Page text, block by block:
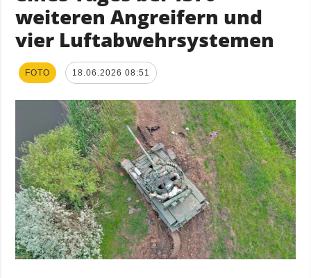
weiteren Angreifern und
vier Luftabwehrsystemen
FOTO 18.06.2026 08:51